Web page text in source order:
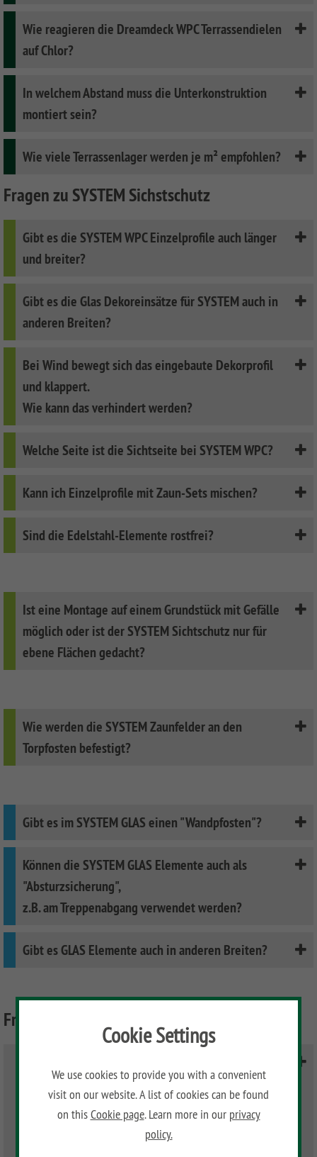
Cookie Settings
We use cookies to provide you with a convenient
visit on our website. A list of cookies can be found
on thisCookie page. Learn more in our privacy
policy.
Wie reagieren die Dreamdeck WPC Terrassendielen
auf Chlor?
In welchem Abstand muss die Unterkonstruktion
montiert sein?
Wie viele Terrassenlager werden je m² empfohlen?
Fragen zu SYSTEM Sichstschutz
Gibt es die SYSTEM WPC Einzelprofile auch länger
und breiter?
Gibt es die Glas Dekoreinsätze für SYSTEM auch in
anderen Breiten?
Bei Wind bewegt sich das eingebaute Dekorprofil
und klappert.
Wie kann das verhindert werden?
Welche Seite ist die Sichtseite bei SYSTEM WPC?
Kann ich Einzelprofile mit Zaun-Sets mischen?
Sind die Edelstahl-Elemente rostfrei?
Ist eine Montage auf einem Grundstück mit Gefälle
möglich oder ist der SYSTEM Sichtschutz nur für
ebene Flächen gedacht?
Wie werden die SYSTEM Zaunfelder an den
Torpfosten befestigt?
Gibt es im SYSTEM GLAS einen "Wandpfosten"?
Können die SYSTEM GLAS Elemente auch als
"Absturzsicherung",
z.B. am Treppenabgang verwendet werden?
Gibt es GLAS Elemente auch in anderen Breiten?
Fragen zu Stabilität
Schraube gesichert?
Und ist es normal, dass ein Zaunsystem - 23 Meter
lang in L- Form - so schlimm wackelt, wenn daran
leicht gerüttelt wird? Obwohl die Alu-Steckpfosten